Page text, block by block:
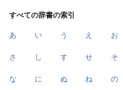
すべての辞書の索引
あ い う え お
さ し す せ そ
な に ぬ ね の